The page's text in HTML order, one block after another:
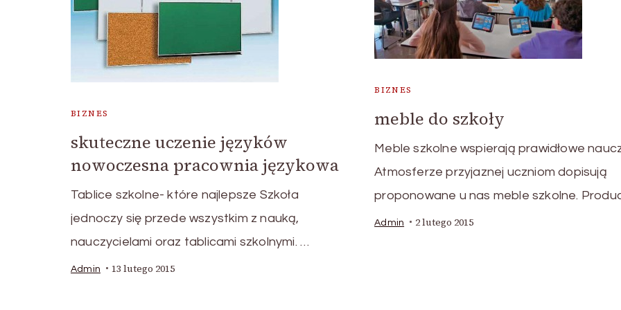
BIZNES
skuteczne uczenie języków
nowoczesna pracownia językowa
Tablice szkolne- które najlepsze Szkoła
jednoczy się przede wszystkim z nauką,
nauczycielami oraz tablicami szkolnymi. …
Admin 13 lutego 2015
BIZNES
meble do szkoły
Meble szkolne wspierają prawidłowe
Atmosferze przyjaznej uczniom dopisują
proponowane u nas meble szkolne.
Admin 2 lutego 2015